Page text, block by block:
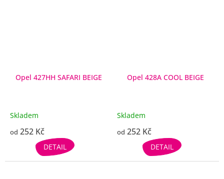
Opel 427HH SAFARI BEIGE
Skladem
od 252 Kč
DETAIL
Opel 428A COOL BEIGE
Skladem
od 252 Kč
DETAIL